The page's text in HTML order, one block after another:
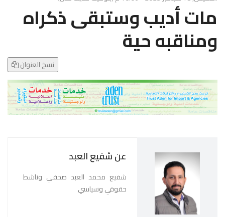
e
N
a
g
a
t
مات أديب وستبقى ذكراه
ومناقبه حية
نسخ العنوان
عن شفيع العبد
شفيع محمد العبد صحفي وناشط
حقوقي وسياسي